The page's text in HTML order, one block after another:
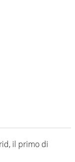
il primo di